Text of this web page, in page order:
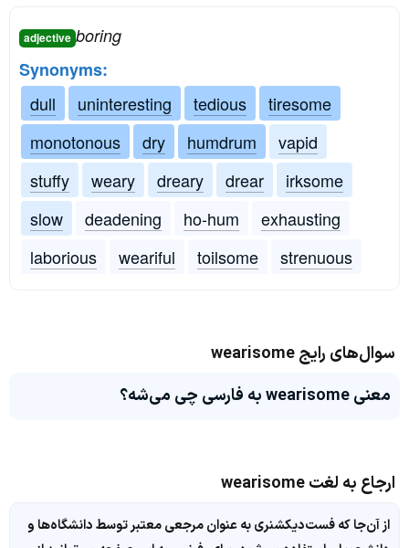
adjective boring
Synonyms:
dull
uninteresting tedious
tiresome
monotonous
dry humdrum
vapid
stuffy
weary dreary drear
irksome
slow
deadening ho-hum
exhausting
laborious
weariful toilsome strenuous
سوال‌های رایج wearisome
معنی wearisome به فارسی چی می‌شه؟
ارجاع به لغت wearisome
از آن‌جا که فست‌دیکشنری به عنوان مرجعی معتبر توسط دانشگاه‌ها و